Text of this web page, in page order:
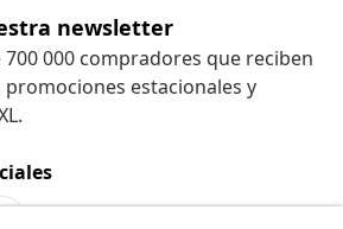
newsletter
700 000 compradores que reciben
estacionales y